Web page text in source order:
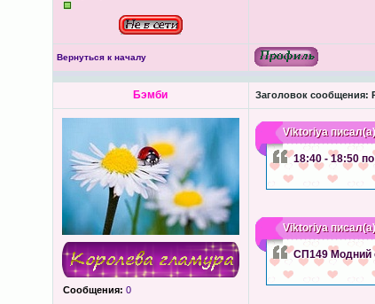
Вернуться к началу
Бэмби Заголовок сообщения:
Сообщения: 0
Viktoriya
18:40 - 18:50
Viktoriya
СП149 Модний